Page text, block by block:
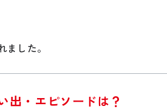
した。
出・エピソードは？